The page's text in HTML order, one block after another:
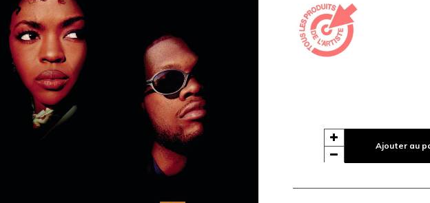
Ajouter au